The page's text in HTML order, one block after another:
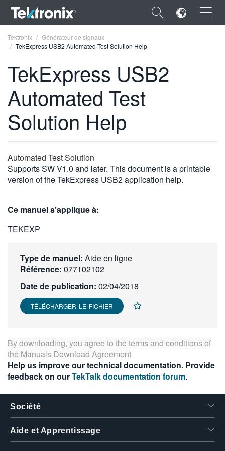
×
ENGLISH
FRANÇAIS
VIỆT NAM
简体中文
한국어
繁體中文
Tektronix
Générateur de signaux
TekExpress USB2 Automated Test Solution Help
TekExpress USB2
Automated Test
Solution Help
Automated Test Solution
Supports SW V1.0 and later. This document is a printable
version of the TekExpress USB2 application help.
Ce manuel s’applique à:
TEKEXP
Type de manuel: Aide en ligne
Référence: 077102102
Date de publication: 02/04/2018
TÉLÉCHARGER LE FICHIER
By downloading, you agree to the terms and conditions of
the Manuals Download Agreement
Help us improve our technical documentation. Provide
feedback on ourTekTalk documentation forum.
Société
Aide et Apprentissage